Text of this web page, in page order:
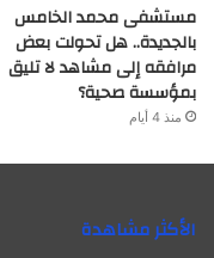
مستشفى محمد الخامس
بالجديدة.. هل تحولت بعض
مرافقه إلى مشاهد لا تليق
بمؤسسة صحية؟
منذ 4 أيام
الأكثر مشاهدة